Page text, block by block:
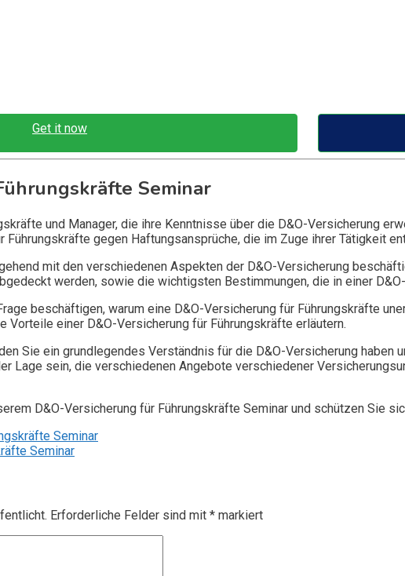
Get it now
Seminar
und Manager, die ihre Kenntnisse über die D&O-Versicherung
gegen Haftungsansprüche, die im Zuge ihrer Tätigkeit
mit den verschiedenen Aspekten der D&O-Versicherung
werden, sowie die wichtigsten Bestimmungen, die in einer
beschäftigen, warum eine D&O-Versicherung für Führungskräfte
einer D&O-Versicherung für Führungskräfte erläutern.
Sie ein grundlegendes Verständnis für die D&O-Versicherung haben
Lage sein, die verschiedenen Angebote verschiedener
D&O-Versicherung für Führungskräfte Seminar und schützen Sie
Seminar
Seminar
Erforderliche Felder sind mit * markiert